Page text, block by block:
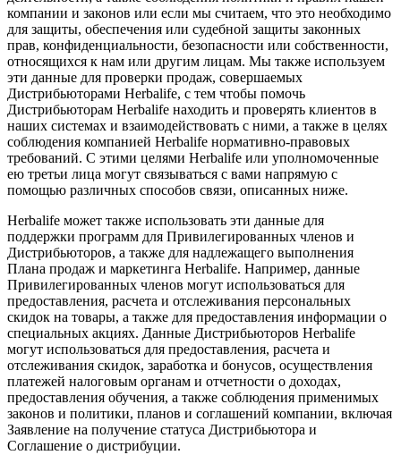
компании и законов или если мы считаем, что это необходимо
для защиты, обеспечения или судебной защиты законных
прав, конфиденциальности, безопасности или собственности,
относящихся к нам или другим лицам. Мы также используем
эти данные для проверки продаж, совершаемых
Дистрибьюторами Herbalife, с тем чтобы помочь
Дистрибьюторам Herbalife находить и проверять клиентов в
наших системах и взаимодействовать с ними, а также в целях
соблюдения компанией Herbalife нормативно-правовых
требований. С этими целями Herbalife или уполномоченные
ею третьи лица могут связываться с вами напрямую с
помощью различных способов связи, описанных ниже.
Herbalife может также использовать эти данные для
поддержки программ для Привилегированных членов и
Дистрибьюторов, а также для надлежащего выполнения
Плана продаж и маркетинга Herbalife. Например, данные
Привилегированных членов могут использоваться для
предоставления, расчета и отслеживания персональных
скидок на товары, а также для предоставления информации о
специальных акциях. Данные Дистрибьюторов Herbalife
могут использоваться для предоставления, расчета и
отслеживания скидок, заработка и бонусов, осуществления
платежей налоговым органам и отчетности о доходах,
предоставления обучения, а также соблюдения применимых
законов и политики, планов и соглашений компании, включая
Заявление на получение статуса Дистрибьютора и
Соглашение о дистрибуции.